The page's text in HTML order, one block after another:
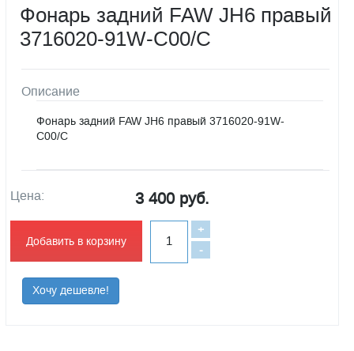
Фонарь задний FAW JH6 правый
3716020-91W-C00/C
Описание
Фонарь задний FAW JH6 правый 3716020-91W-
C00/C
Цена: 3 400 руб.
Добавить в корзину
-
+
Хочу дешевле!